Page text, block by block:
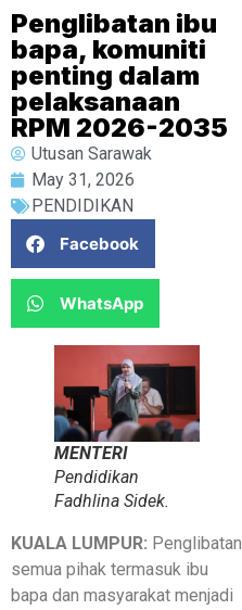
Penglibatan ibu
bapa, komuniti
penting dalam
pelaksanaan
RPM 2026-2035
Utusan Sarawak
May 31, 2026
PENDIDIKAN
Facebook
WhatsApp
MENTERI
Pendidikan
Fadhlina Sidek.
KUALA LUMPUR: Penglibatan
semua pihak termasuk ibu
bapa dan masyarakat menjadi